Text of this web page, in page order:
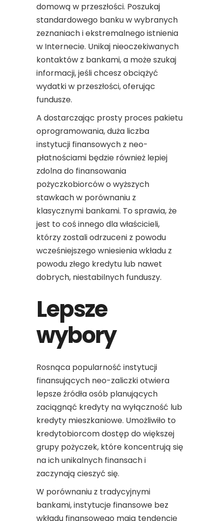
domową w przeszłości. Poszukaj
standardowego banku w wybranych
zeznaniach i ekstremalnego istnienia
w Internecie. Unikaj nieoczekiwanych
kontaktów z bankami, a może szukaj
informacji, jeśli chcesz obciążyć
wydatki w przeszłości, oferując
fundusze.
A dostarczając prosty proces pakietu
oprogramowania, duża liczba
instytucji finansowych z neo-
płatnościami będzie również lepiej
zdolna do finansowania
pożyczkobiorców o wyższych
stawkach w porównaniu z
klasycznymi bankami. To sprawia, że ​​​​
jest to coś innego dla właścicieli,
którzy zostali odrzuceni z powodu
wcześniejszego wniesienia wkładu z
powodu złego kredytu lub nawet
dobrych, niestabilnych funduszy.
Lepsze
wybory
Rosnąca popularność instytucji
finansujących neo-zaliczki otwiera
lepsze źródła osób planujących
zaciągnąć kredyty na wyłączność lub
kredyty mieszkaniowe. Umożliwiło to
kredytobiorcom dostęp do większej
grupy pożyczek, które koncentrują się
na ich unikalnych finansach i
zaczynają cieszyć się.
W porównaniu z tradycyjnymi
bankami, instytucje finansowe bez
wkładu finansowego mają tendencję